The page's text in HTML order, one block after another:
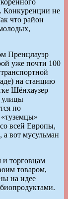
Конкуренции не
что район
Пренцлауэр
уже почти 100
на станцию
Шёнхаузер
улицы
по
всей Европы,
а вот мусульман
торговцам
товаром,
на идее